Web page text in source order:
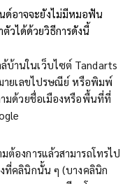
ด์อาจจะยังไม่มีหมอฟัน
วได้ด้วยวิธีการดังนี้
านในเว็บไซต์ Tandarts
ายเลขไปรษณีย์ หรือพิมพ์
มด้วยชื่อเมืองหรือพื้นที่ที่
ต้องการแล้วสามารถโทรไป
ที่คลินิกนั้น ๆ (บางคลินิก